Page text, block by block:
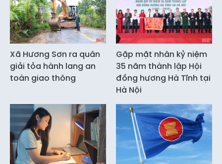
Xã Hương Sơn ra quân
giải tỏa hành lang an
toàn giao thông
Gặp mặt nhân kỷ niệm
35 năm thành lập Hội
đồng hương Hà Tĩnh tại
Hà Nội